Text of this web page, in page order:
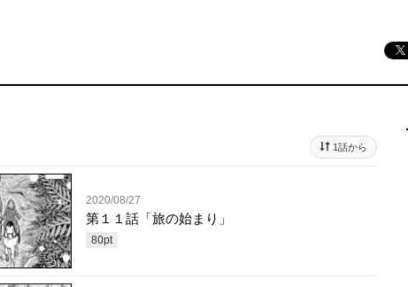
1話から
2020/08/27
第１１話「旅の始まり」
80pt